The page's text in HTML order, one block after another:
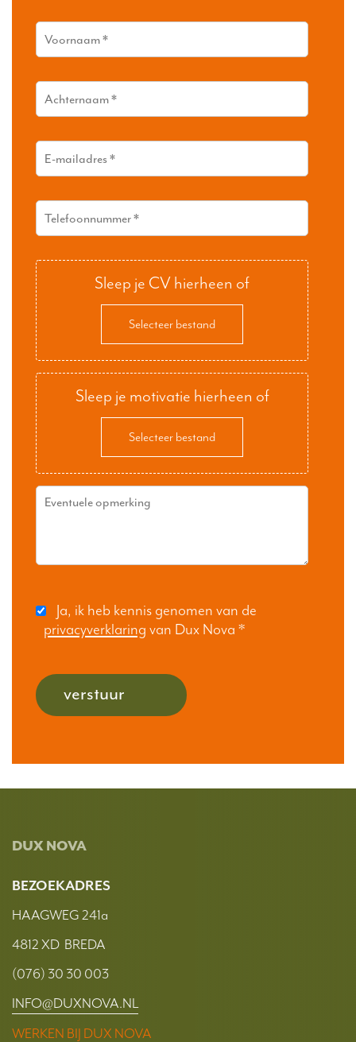
Sleep je CV hierheen of
Selecteer bestand
Sleep je motivatie hierheen of
Selecteer bestand
Ja, ik heb kennis genomen van de
privacyverklaring van Dux Nova *
verstuur
DUX NOVA
BEZOEKADRES
HAAGWEG 241a
4812 XD BREDA
(076) 30 30 003
INFO@DUXNOVA.NL
WERKEN BIJ DUX NOVA